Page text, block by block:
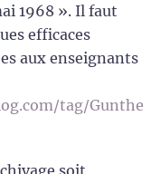
1968 ». Il faut
efficaces
aux enseignants
tag/Gunthe
soit